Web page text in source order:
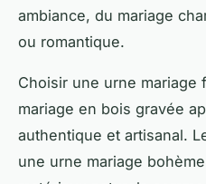
ambiance, du mariage
ou romantique.
Choisir une urne mariage
mariage en bois gravée
authentique et artisanal.
une urne mariage